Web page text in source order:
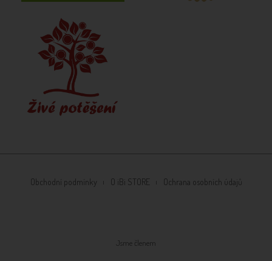
Obchodní podmínky O iBi STORE Ochrana osobních údajů
Jsme členem